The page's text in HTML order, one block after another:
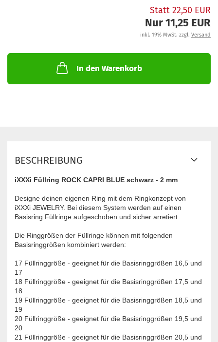
Statt 22,50 EUR
Nur 11,25 EUR
inkl. 19% MwSt. zzgl. Versand
In den Warenkorb
BESCHREIBUNG
iXXXi Füllring ROCK CAPRI BLUE schwarz - 2 mm
Designe deinen eigenen Ring mit dem Ringkonzept von
iXXXi JEWELRY. Bei diesem System werden auf einen
Basisring Füllringe aufgeschoben und sicher arretiert.
Die Ringgrößen der Füllringe können mit folgenden
Basisringgrößen kombiniert werden:
17 Füllringgröße - geeignet für die Basisringgrößen 16,5 und
17
18 Füllringgröße - geeignet für die Basisringgrößen 17,5 und
18
19 Füllringgröße - geeignet für die Basisringgrößen 18,5 und
19
20 Füllringgröße - geeignet für die Basisringgrößen 19,5 und
20
21 Füllringgröße - geeignet für die Basisringgrößen 20,5 und